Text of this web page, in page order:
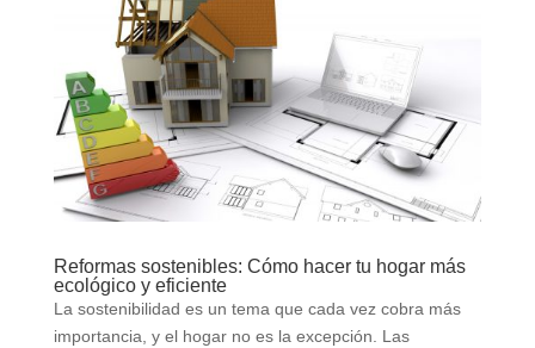
Reformas sostenibles: Cómo hacer tu hogar más
ecológico y eficiente
La sostenibilidad es un tema que cada vez cobra más
importancia, y el hogar no es la excepción. Las